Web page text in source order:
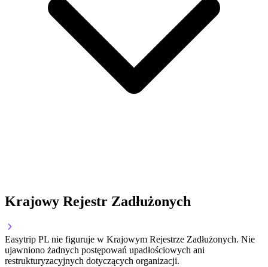
Krajowy Rejestr Zadłużonych
Easytrip PL nie figuruje w Krajowym Rejestrze Zadłużonych. Nie
ujawniono żadnych postępowań upadłościowych ani
restrukturyzacyjnych dotyczących organizacji.